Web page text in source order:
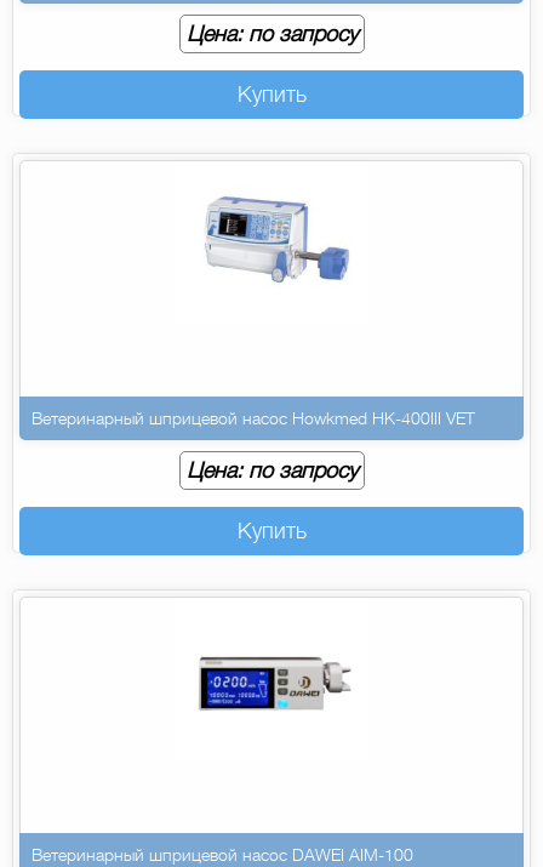
Цена: по запросу
Купить
Ветеринарный шприцевой насос Howkmed HK-400III VET
Цена: по запросу
Купить
Ветеринарный шприцевой насос DAWEI AIM-100